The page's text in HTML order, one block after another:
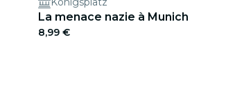
La menace nazie à Munich
8,99 €